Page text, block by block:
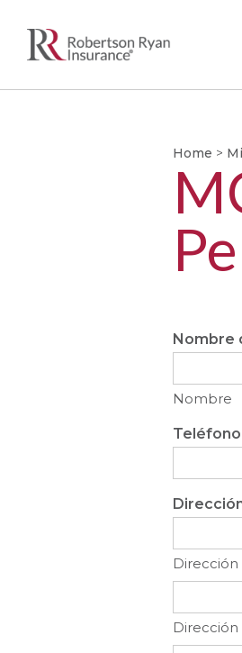
Home >
Nombre
Nombre
Teléfono
Dirección
Dirección